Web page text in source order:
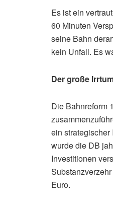
Es ist ein
60 Minuten
seine Bahn
kein Unfall. Es
Der große
Die Bahnreform
ein
wurde die DB
Investitionen
Euro.